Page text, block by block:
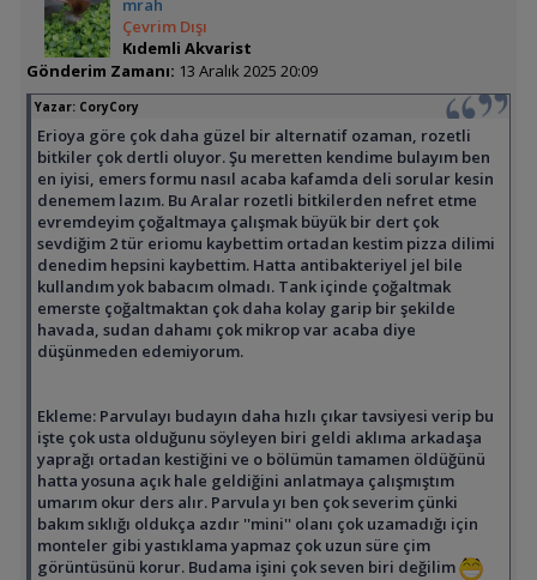
mrah
Çevrim Dışı
Kıdemli Akvarist
Gönderim Zamanı: 13 Aralık 2025 20:09
Yazar: CoryCory
Erioya göre çok daha güzel bir alternatif ozaman, rozetli
bitkiler çok dertli oluyor. Şu meretten kendime bulayım ben
en iyisi, emers formu nasıl acaba kafamda deli sorular kesin
denemem lazım. Bu Aralar rozetli bitkilerden nefret etme
evremdeyim çoğaltmaya çalışmak büyük bir dert çok
sevdiğim 2 tür eriomu kaybettim ortadan kestim pizza dilimi
denedim hepsini kaybettim. Hatta antibakteriyel jel bile
kullandım yok babacım olmadı. Tank içinde çoğaltmak
emerste çoğaltmaktan çok daha kolay garip bir şekilde
havada, sudan dahamı çok mikrop var acaba diye
düşünmeden edemiyorum.
Ekleme: Parvulayı budayın daha hızlı çıkar tavsiyesi verip bu
işte çok usta olduğunu söyleyen biri geldi aklıma arkadaşa
yaprağı ortadan kestiğini ve o bölümün tamamen öldüğünü
hatta yosuna açık hale geldiğini anlatmaya çalışmıştım
umarım okur ders alır. Parvula yı ben çok severim çünki
bakım sıklığı oldukça azdır ''mini'' olanı çok uzamadığı için
monteler gibi yastıklama yapmaz çok uzun süre çim
görüntüsünü korur. Budama işini çok seven biri değilim